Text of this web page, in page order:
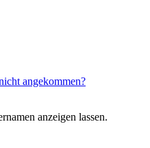
angekommen?
anzeigen lassen.